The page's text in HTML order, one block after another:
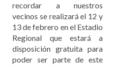
recordar a nuestros
vecinos se realizará el 12 y
13 de febrero en el Estadio
Regional que estará a
disposición gratuita para
poder ser parte de este